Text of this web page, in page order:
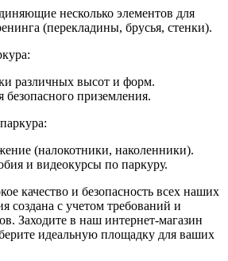
несколько элементов для
(перекладины, брусья, стенки).
различных высот и форм.
приземления.
(налокотники, наколенники).
и видеокурсы по паркуру.
качество и безопасность всех наших
создана с учетом требований и
Заходите в наш интернет-магазин
идеальную площадку для ваших